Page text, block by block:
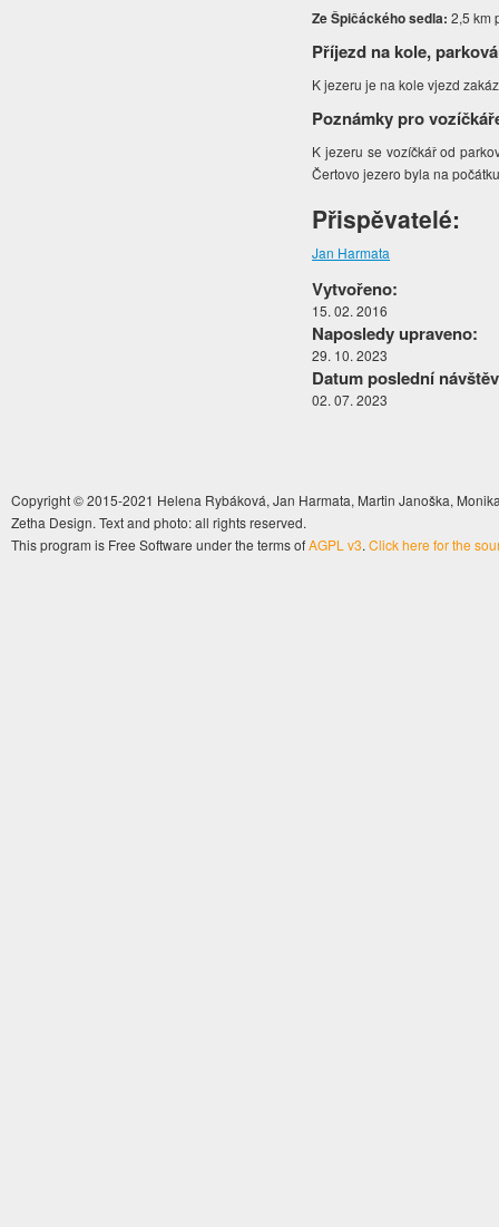
Ze Špičáckého sedla: 2,5 km
Příjezd na kole,
K jezeru je na kole vjezd
Poznámky pro
K jezeru se vozíčkář od
Čertovo jezero byla na
Přispěvatelé:
Jan Harmata
Vytvořeno:
15. 02. 2016
Naposledy upraveno:
29. 10. 2023
Datum poslední
02. 07. 2023
Copyright © 2015-2021 Helena Rybáková, Jan Harmata, Martin Janoška,
Zetha Design. Text and photo: all rights reserved.
This program is Free Software under the terms ofAGPL v3. Click here for the